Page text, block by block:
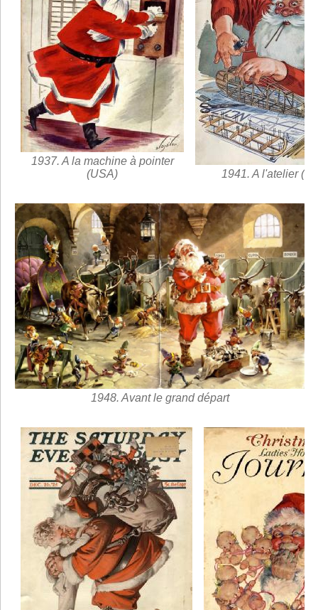
1937. A la machine à pointer
(USA)
1941. A l'atelier
1948. Avant le grand départ